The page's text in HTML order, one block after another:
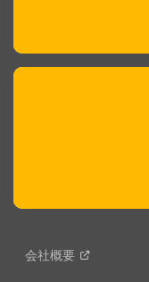
会社概要